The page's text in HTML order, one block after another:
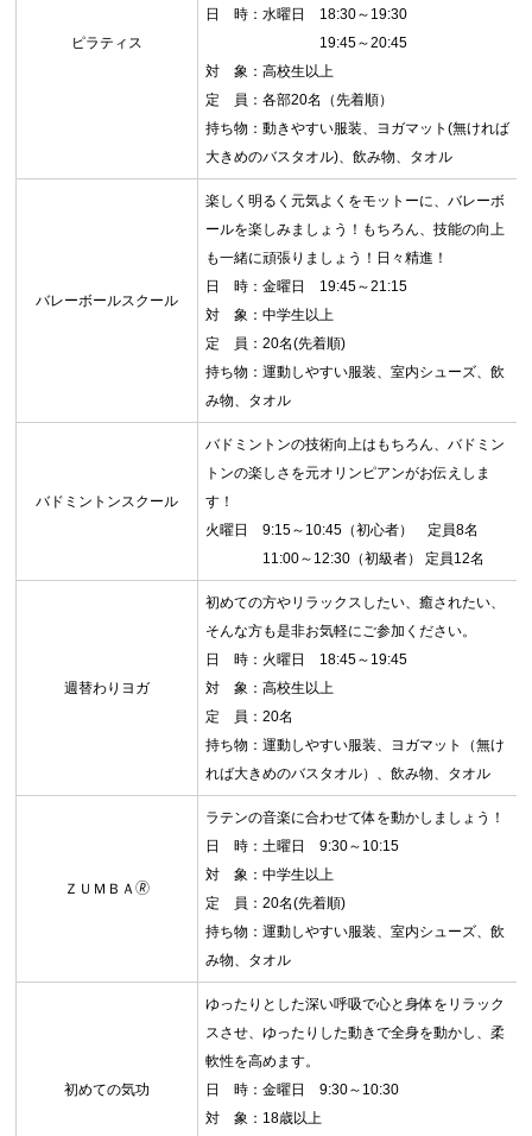
ピラティス
日 時：水曜日 18:30～19:30
19:45～20:45
対 象：高校生以上
定 員：各部20名（先着順）
持ち物：動きやすい服装、ヨガマット(無ければ
大きめのバスタオル)、飲み物、タオル
バレーボールスクール
楽しく明るく元気よくをモットーに、バレーボ
ールを楽しみましょう！もちろん、技能の向上
も一緒に頑張りましょう！日々精進！
日 時：金曜日 19:45～21:15
対 象：中学生以上
定 員：20名(先着順)
持ち物：運動しやすい服装、室内シューズ、飲
み物、タオル
バドミントンスクール
バドミントンの技術向上はもちろん、バドミン
トンの楽しさを元オリンピアンがお伝えしま
す！
火曜日 9:15～10:45（初心者） 定員8名
11:00～12:30（初級者） 定員12名
週替わりヨガ
初めての方やリラックスしたい、癒されたい、
そんな方も是非お気軽にご参加ください。
日 時：火曜日 18:45～19:45
対 象：高校生以上
定 員：20名
持ち物：運動しやすい服装、ヨガマット（無け
れば大きめのバスタオル）、飲み物、タオル
ＺＵＭＢＡ🄬
ラテンの音楽に合わせて体を動かしましょう！
日 時：土曜日 9:30～10:15
対 象：中学生以上
定 員：20名(先着順)
持ち物：運動しやすい服装、室内シューズ、飲
み物、タオル
初めての気功
ゆったりとした深い呼吸で心と身体をリラック
スさせ、ゆったりした動きで全身を動かし、柔
軟性を高めます。
日 時：金曜日 9:30～10:30
対 象：18歳以上